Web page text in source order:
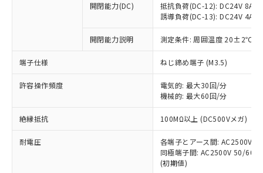
開閉能力(DC)
抵抗負荷(DC-12): DC24V 8A/
誘導負荷(DC-13): DC24V 4A/
開閉能力説明 測定条件: 周囲温度 20±2℃、
端子仕様 ねじ締め端子 (M3.5)
許容操作頻度
電気的: 最大30回/分
機械的: 最大60回/分
絶縁抵抗 100MΩ以上 (DC500Vメガ)
耐電圧
各端子とアース間: AC2500V
同極端子間: AC2500V 50/
(初期値)
以下の条件をお読みいただき、同意のうえ
ご利用ください。
本サービスは、当社制御機器事業取扱
商品の当社在庫状況および標準価格
(税抜)を提供させていただくもので
当社制御機器事業取扱商品の中には、
本サービスの対象外となる商品もある
ことをご了承ください。
在庫状況および標準価格照会結果は、
記載している更新日時点での社内デー
対応予定なし：EU RoHS指令（10物質）の
非含有に非対応の商品で、対応品を出す予
調査・確認中：EU RoHS指令（10物質）の
非含有の対応状況を調査中または確認中の
商品です。
非該当品：ライセンス料など無形物で、有
害物質有無と関係のない商品です。
仕入先様の事情により、非含有部品として
いたものが、含有品と判明した場合などや
むを得ず変更することがあります。
「○」：最大均質材料含有率が中国RoHSの
基準値以下であることを示します。
「×」：最大均質材料含有率が中国RoHSの
基準値を超えていることを示します。
「－」：未確認です。当社販売部門へお問
当社は、これら貴社製品のうち、外国
為替および外国貿易法に定める商品
（以下｢規制貨物等」という）を輸出